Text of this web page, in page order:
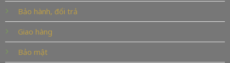
Bảo hành, đổi trả
Giao hàng
Bảo mật